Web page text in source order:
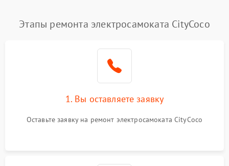
Этапы ремонта электросамоката CityCoco
1. Вы оставляете заявку
Оставьте заявку на ремонт электросамоката CityCoco